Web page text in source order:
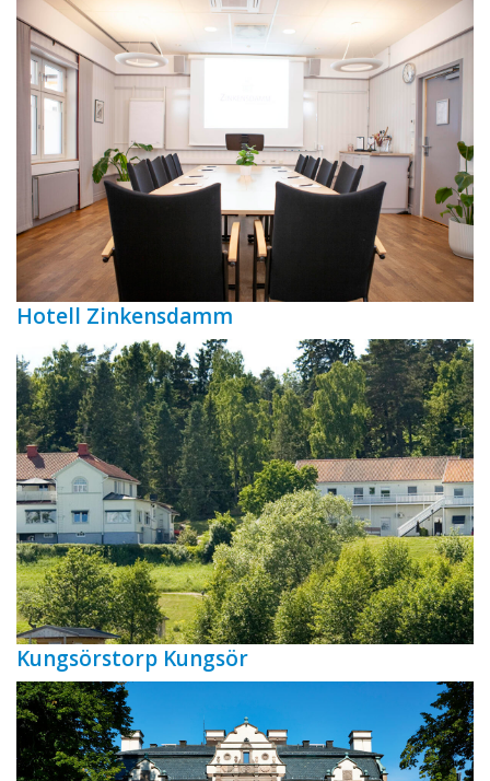
Hotell Zinkensdamm
Kungsörstorp Kungsör